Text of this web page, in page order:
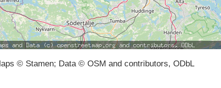
© Stamen; Data © OSM and contributors, ODbL